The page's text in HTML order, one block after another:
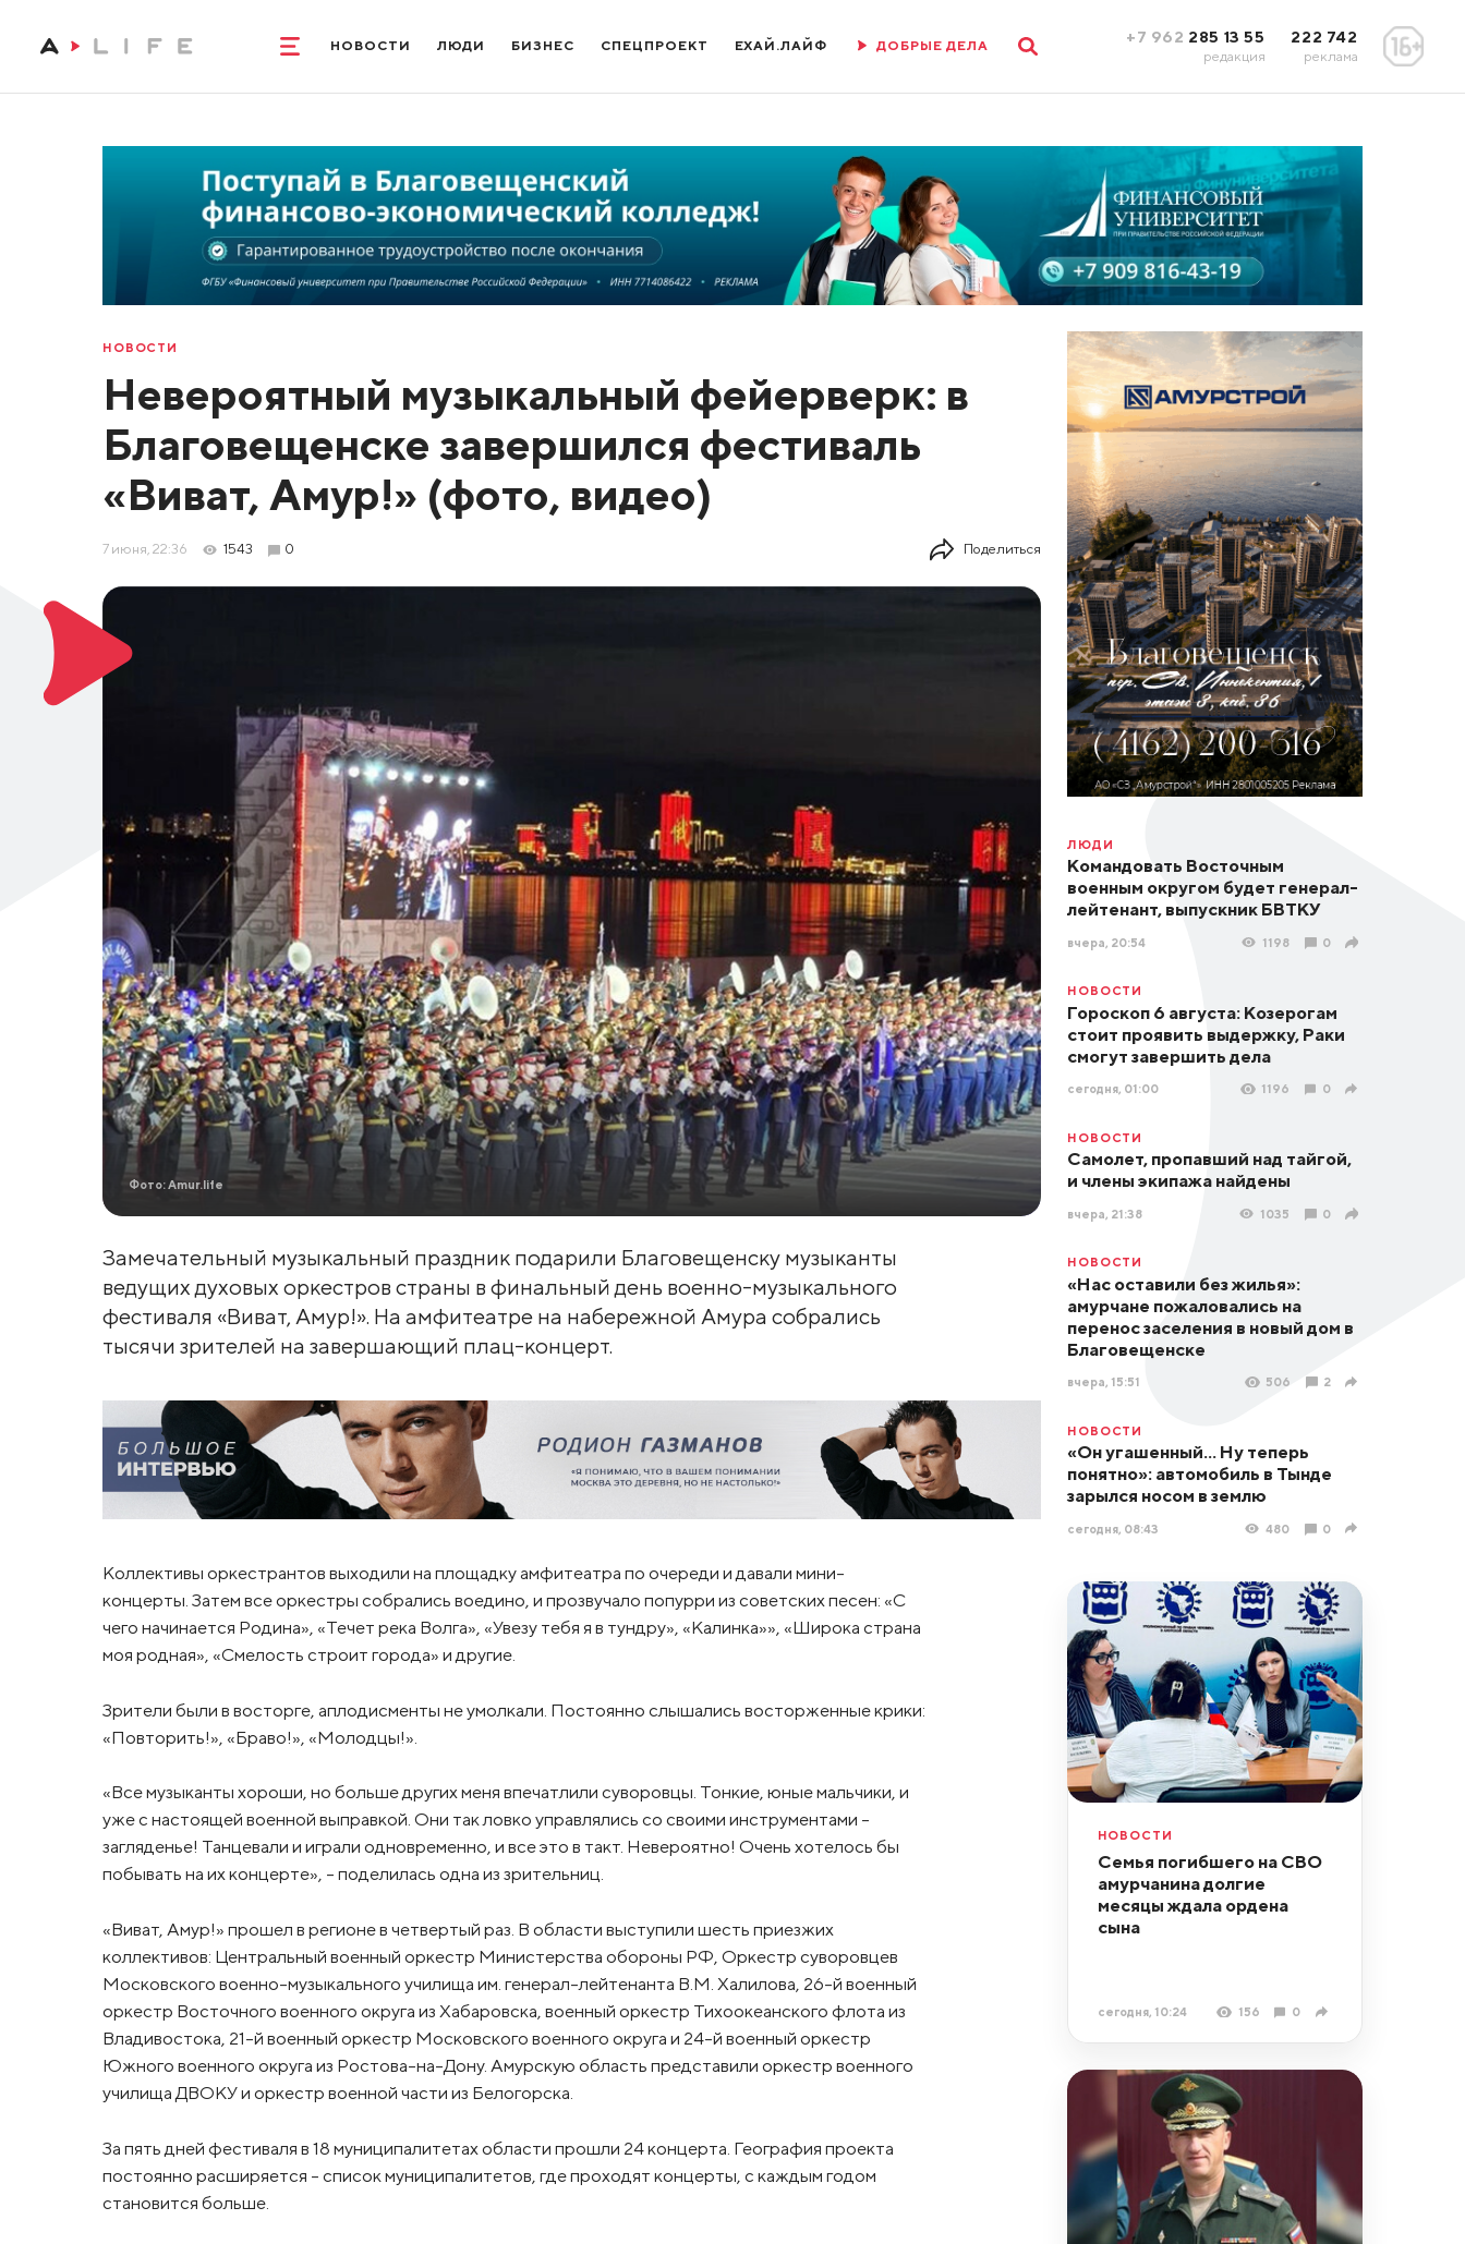
НОВОСТИ ЛЮДИ БИЗНЕС СПЕЦПРОЕКТ ЕХАЙ.ЛАЙФ ДОБРЫЕ ДЕЛА +7 962 285 13 55
редакция
222 742
реклама
НОВОСТИ
Невероятный музыкальный фейерверк: в
Благовещенске завершился фестиваль
«Виват, Амур!» (фото, видео)
7 июня, 22:36 1543 0 Поделиться
Фото: Amur.life
Замечательный музыкальный праздник подарили Благовещенску музыканты
ведущих духовых оркестров страны в финальный день военно-музыкального
фестиваля «Виват, Амур!». На амфитеатре на набережной Амура собрались
тысячи зрителей на завершающий плац-концерт.
Коллективы оркестрантов выходили на площадку амфитеатра по очереди и давали мини-
концерты. Затем все оркестры собрались воедино, и прозвучало попурри из советских песен: «С
чего начинается Родина», «Течет река Волга», «Увезу тебя я в тундру», «Калинка»», «Широка страна
моя родная», «Смелость строит города» и другие.
Зрители были в восторге, аплодисменты не умолкали. Постоянно слышались восторженные крики:
«Повторить!», «Браво!», «Молодцы!».
«Все музыканты хороши, но больше других меня впечатлили суворовцы. Тонкие, юные мальчики, и
уже с настоящей военной выправкой. Они так ловко управлялись со своими инструментами -
загляденье! Танцевали и играли одновременно, и все это в такт. Невероятно! Очень хотелось бы
побывать на их концерте», - поделилась одна из зрительниц.
«Виват, Амур!» прошел в регионе в четвертый раз. В области выступили шесть приезжих
коллективов: Центральный военный оркестр Министерства обороны РФ, Оркестр суворовцев
Московского военно-музыкального училища им. генерал-лейтенанта В.М. Халилова, 26-й военный
оркестр Восточного военного округа из Хабаровска, военный оркестр Тихоокеанского флота из
Владивостока, 21-й военный оркестр Московского военного округа и 24-й военный оркестр
Южного военного округа из Ростова-на-Дону. Амурскую область представили оркестр военного
училища ДВОКУ и оркестр военной части из Белогорска.
За пять дней фестиваля в 18 муниципалитетах области прошли 24 концерта. География проекта
постоянно расширяется - список муниципалитетов, где проходят концерты, с каждым годом
становится больше.
ЛЮДИ
Командовать Восточным
военным округом будет генерал-
лейтенант, выпускник БВТКУ
вчера, 20:54 1198 0
НОВОСТИ
Гороскоп 6 августа: Козерогам
стоит проявить выдержку, Раки
смогут завершить дела
сегодня, 01:00 1196 0
НОВОСТИ
Самолет, пропавший над тайгой,
и члены экипажа найдены
вчера, 21:38 1035 0
НОВОСТИ
«Нас оставили без жилья»:
амурчане пожаловались на
перенос заселения в новый дом в
Благовещенске
вчера, 15:51 506 2
НОВОСТИ
«Он угашенный... Ну теперь
понятно»: автомобиль в Тынде
зарылся носом в землю
сегодня, 08:43 480 0
НОВОСТИ
Семья погибшего на СВО
амурчанина долгие
месяцы ждала ордена
сына
сегодня, 10:24 156 0